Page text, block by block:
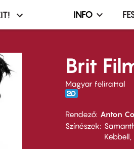
Infó,
menü
INFO
Brit
Magyar felirattal
Rendező Anton
Színészek
Kebbell